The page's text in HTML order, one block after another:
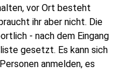
vor Ort besteht
ihr aber nicht. Die
- nach dem Eingang
gesetzt. Es kann sich
anmelden, es